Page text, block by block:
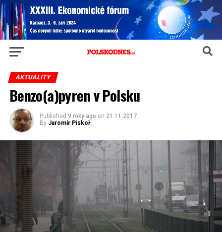
AKTUALITY
Benzo(a)pyren v Polsku
Published 9 roky ago on 21.11.2017
By Jaromír Piskoř